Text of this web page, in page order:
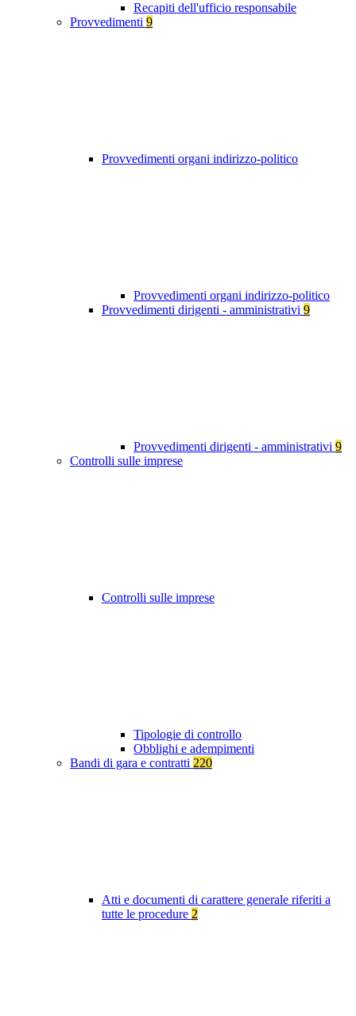
Recapiti dell'ufficio responsabile
Provvedimenti 9
Provvedimenti organi indirizzo-politico
Provvedimenti organi indirizzo-politico
Provvedimenti dirigenti - amministrativi 9
Provvedimenti dirigenti - amministrativi 9
Controlli sulle imprese
Controlli sulle imprese
Tipologie di controllo
Obblighi e adempimenti
Bandi di gara e contratti 220
Atti e documenti di carattere generale riferiti a
tutte le procedure 2